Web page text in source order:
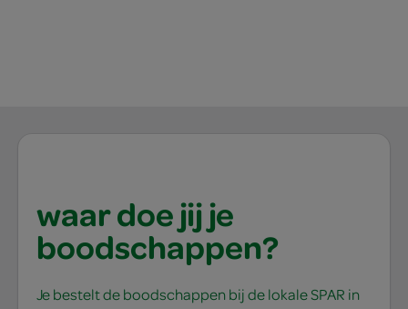
waar doe jij je
boodschappen?
Je bestelt de boodschappen bij de lokale SPAR in